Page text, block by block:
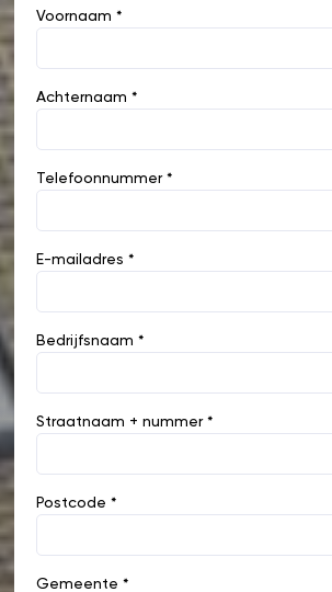
Voornaam *
Achternaam *
Telefoonnummer *
E-mailadres *
Bedrijfsnaam *
Straatnaam + nummer *
Postcode *
Gemeente *